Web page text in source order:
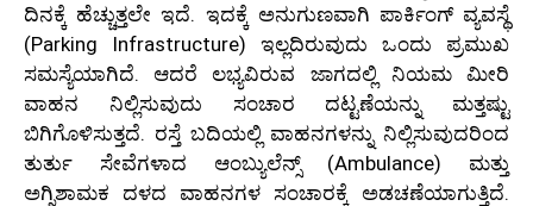
ದಿನಕ್ಕೆ ಹೆಚ್ಚುತ್ತಲೇ ಇದೆ. ಇದಕ್ಕೆ ಅನುಗುಣವಾಗಿ ಪಾರ್ಕಿಂಗ್ ವ್ಯವಸ್ಥೆ
(Parking Infrastructure) ಇಲ್ಲದಿರುವುದು ಒಂದು ಪ್ರಮುಖ
ಸಮಸ್ಯೆಯಾಗಿದೆ. ಆದರೆ ಲಭ್ಯವಿರುವ ಜಾಗದಲ್ಲಿ ನಿಯಮ ಮೀರಿ
ವಾಹನ ನಿಲ್ಲಿಸುವುದು ಸಂಚಾರ ದಟ್ಟಣೆಯನ್ನು ಮತ್ತಷ್ಟು
ಬಿಗಿಗೊಳಿಸುತ್ತದೆ. ರಸ್ತೆ ಬದಿಯಲ್ಲಿ ವಾಹನಗಳನ್ನು ನಿಲ್ಲಿಸುವುದರಿಂದ
ತುರ್ತು ಸೇವೆಗಳಾದ ಆಂಬ್ಯುಲೆನ್ಸ್ (Ambulance) ಮತ್ತು
ಅಗ್ನಿಶಾಮಕ ದಳದ ವಾಹನಗಳ ಸಂಚಾರಕ್ಕೆ ಅಡಚಣೆಯಾಗುತ್ತಿದೆ.